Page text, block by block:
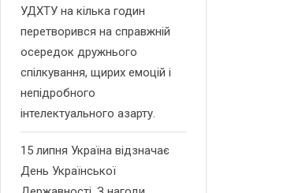
УДХТУ на кілька годин
перетворився на справжній
осередок дружнього
спілкування, щирих емоцій і
непідробного
інтелектуального азарту.
15 липня Україна відзначає
День Української